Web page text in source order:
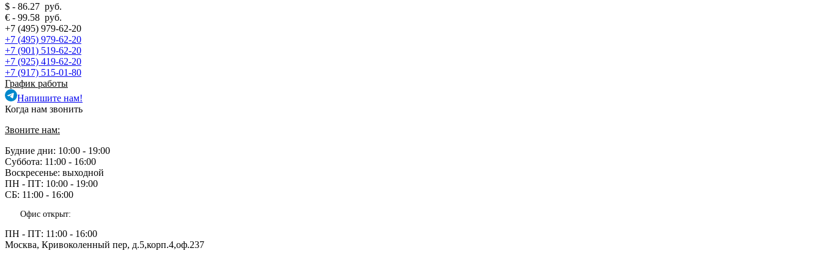
$ - 86.27 руб.
€ - 99.58 руб.
+7 (495) 979-62-20
+7 (495) 979-62-20
+7 (901) 519-62-20
+7 (925) 419-62-20
+7 (917) 515-01-80
График работы
Напишите нам!
Когда нам звонить
Звоните нам:
Будние дни: 10:00 - 19:00
Суббота: 11:00 - 16:00
Воскресенье: выходной
ПН - ПТ: 10:00 - 19:00
СБ: 11:00 - 16:00
Офис открыт:
ПН - ПТ: 11:00 - 16:00
Москва, Кривоколенный пер, д.5,корп.4,оф.237